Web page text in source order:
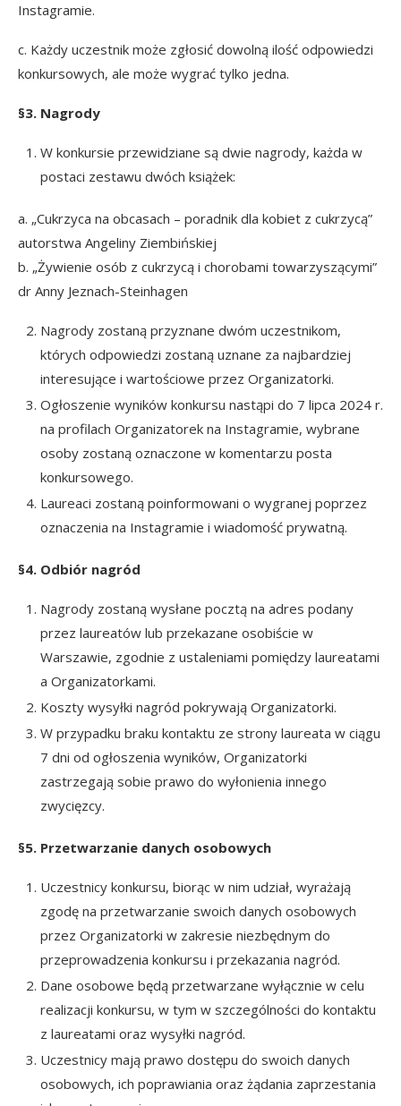
Instagramie.
c. Każdy uczestnik może zgłosić dowolną ilość odpowiedzi
konkursowych, ale może wygrać tylko jedna.
§3. Nagrody
W konkursie przewidziane są dwie nagrody, każda w
postaci zestawu dwóch książek:
a. „Cukrzyca na obcasach – poradnik dla kobiet z cukrzycą”
autorstwa Angeliny Ziembińskiej
b. „Żywienie osób z cukrzycą i chorobami towarzyszącymi”
dr Anny Jeznach-Steinhagen
Nagrody zostaną przyznane dwóm uczestnikom,
których odpowiedzi zostaną uznane za najbardziej
interesujące i wartościowe przez Organizatorki.
Ogłoszenie wyników konkursu nastąpi do 7 lipca 2024 r.
na profilach Organizatorek na Instagramie, wybrane
osoby zostaną oznaczone w komentarzu posta
konkursowego.
Laureaci zostaną poinformowani o wygranej poprzez
oznaczenia na Instagramie i wiadomość prywatną.
§4. Odbiór nagród
Nagrody zostaną wysłane pocztą na adres podany
przez laureatów lub przekazane osobiście w
Warszawie, zgodnie z ustaleniami pomiędzy laureatami
a Organizatorkami.
Koszty wysyłki nagród pokrywają Organizatorki.
W przypadku braku kontaktu ze strony laureata w ciągu
7 dni od ogłoszenia wyników, Organizatorki
zastrzegają sobie prawo do wyłonienia innego
zwycięzcy.
§5. Przetwarzanie danych osobowych
Uczestnicy konkursu, biorąc w nim udział, wyrażają
zgodę na przetwarzanie swoich danych osobowych
przez Organizatorki w zakresie niezbędnym do
przeprowadzenia konkursu i przekazania nagród.
Dane osobowe będą przetwarzane wyłącznie w celu
realizacji konkursu, w tym w szczególności do kontaktu
z laureatami oraz wysyłki nagród.
Uczestnicy mają prawo dostępu do swoich danych
osobowych, ich poprawiania oraz żądania zaprzestania